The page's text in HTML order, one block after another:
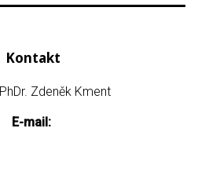
Kontakt
PhDr. Zdeněk Kment
E-mail: